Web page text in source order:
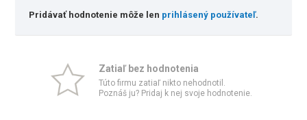
Pridávať hodnotenie môže len prihlásený používateľ.
Zatiaľ bez hodnotenia
Túto firmu zatiaľ nikto nehodnotil.
Poznáš ju? Pridaj k nej svoje hodnotenie.